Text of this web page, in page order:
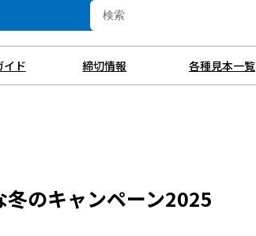
イド 締切情報 各種見本一覧
のキャンペーン2025